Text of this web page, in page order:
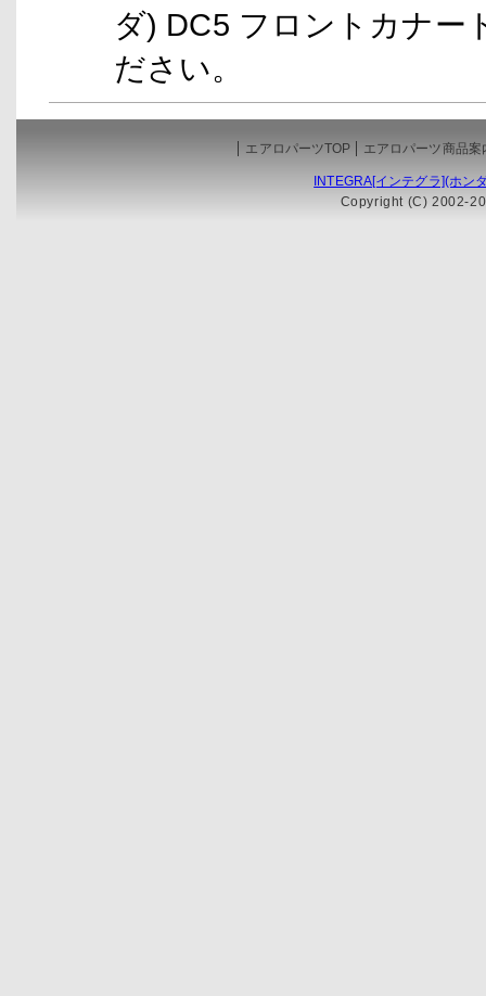
ダ) DC5 フロントカナー
ださい。
エアロパーツTOP エアロパーツ商品案
INTEGRA[インテグラ](ホン
Copyright (C) 2002-